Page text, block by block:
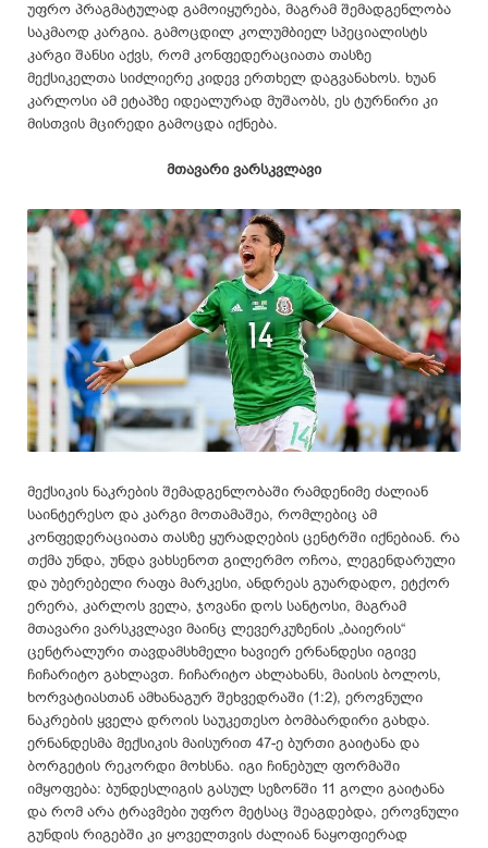
უფრო პრაგმატულად გამოიყურება, მაგრამ შემადგენლობა
საკმაოდ კარგია. გამოცდილ კოლუმბიელ სპეციალისტს
კარგი შანსი აქვს, რომ კონფედერაციათა თასზე
მექსიკელთა სიძლიერე კიდევ ერთხელ დაგვანახოს. ხუან
კარლოსი ამ ეტაპზე იდეალურად მუშაობს, ეს ტურნირი კი
მისთვის მცირედი გამოცდა იქნება.
მთავარი ვარსკვლავი
მექსიკის ნაკრების შემადგენლობაში რამდენიმე ძალიან
საინტერესო და კარგი მოთამაშეა, რომლებიც ამ
კონფედერაციათა თასზე ყურადღების ცენტრში იქნებიან. რა
თქმა უნდა, უნდა ვახსენოთ გილერმო ოჩოა, ლეგენდარული
და უბერებელი რაფა მარკესი, ანდრეას გუარდადო, ეტქორ
ერერა, კარლოს ველა, ჯოვანი დოს სანტოსი, მაგრამ
მთავარი ვარსკვლავი მაინც ლევერკუზენის „ბაიერის“
ცენტრალური თავდამსხმელი ხავიერ ერნანდესი იგივე
ჩიჩარიტო გახლავთ. ჩიჩარიტო ახლახანს, მაისის ბოლოს,
ხორვატიასთან ამხანაგურ შეხვედრაში (1:2), ეროვნული
ნაკრების ყველა დროის საუკეთესო ბომბარდირი გახდა.
ერნანდესმა მექსიკის მაისურით 47-ე ბურთი გაიტანა და
ბორგეტის რეკორდი მოხსნა. იგი ჩინებულ ფორმაში
იმყოფება: ბუნდესლიგის გასულ სეზონში 11 გოლი გაიტანა
და რომ არა ტრავმები უფრო მეტსაც შეაგდებდა, ეროვნული
გუნდის რიგებში კი ყოველთვის ძალიან ნაყოფიერად